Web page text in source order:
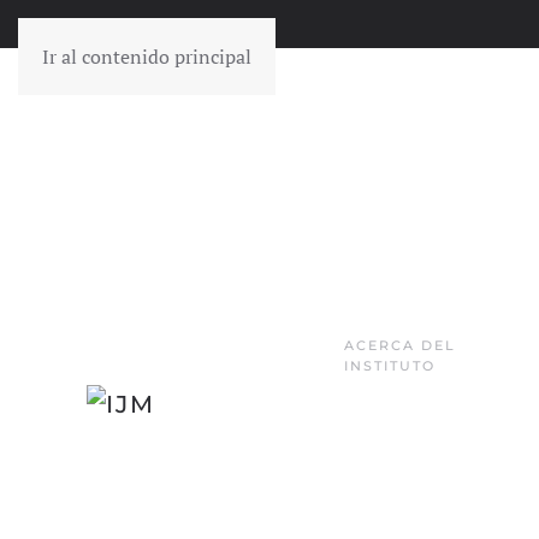
Ir al contenido principal
ACERCA DEL
INSTITUTO